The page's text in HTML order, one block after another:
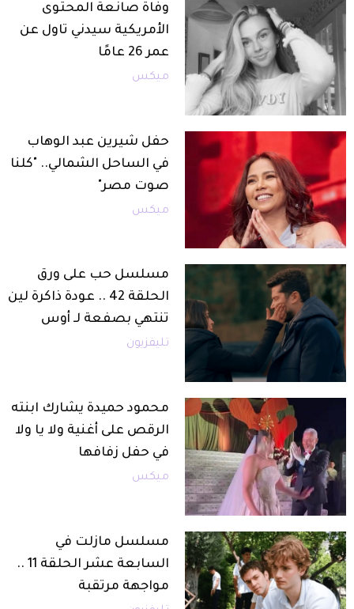
وفاة صانعة المحتوى
الأمريكية سيدني تاول عن
عمر 26 عامًا
ميكس
حفل شيرين عبد الوهاب
في الساحل الشمالي.. "كلنا
صوت مصر"
ميكس
مسلسل حب على ورق
الحلقة 42 .. عودة ذاكرة لين
تنتهي بصفعة لـ أوس
تليفزيون
محمود حميدة يشارك ابنته
الرقص على أغنية ولا يا ولا
في حفل زفافها
ميكس
مسلسل مازلت في
السابعة عشر الحلقة 11 ..
مواجهة مرتقبة